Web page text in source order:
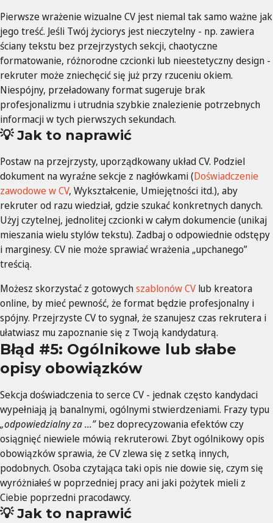
Pierwsze wrażenie wizualne CV jest niemal tak samo ważne jak
jego treść. Jeśli Twój życiorys jest nieczytelny - np. zawiera
ściany tekstu bez przejrzystych sekcji, chaotyczne
formatowanie, różnorodne czcionki lub nieestetyczny design -
rekruter może zniechęcić się już przy rzuceniu okiem.
Niespójny, przeładowany format sugeruje brak
profesjonalizmu i utrudnia szybkie znalezienie potrzebnych
informacji w tych pierwszych sekundach.
💡 Jak to naprawić
Postaw na przejrzysty, uporządkowany układ CV. Podziel
dokument na wyraźne sekcje z nagłówkami (Doświadczenie
zawodowe w CV, Wykształcenie, Umiejętności itd.), aby
rekruter od razu wiedział, gdzie szukać konkretnych danych.
Użyj czytelnej, jednolitej czcionki w całym dokumencie (unikaj
mieszania wielu stylów tekstu). Zadbaj o odpowiednie odstępy
i marginesy. CV nie może sprawiać wrażenia „upchanego”
treścią.
Możesz skorzystać z gotowychszablonów CV lub kreatora
online, by mieć pewność, że format będzie profesjonalny i
spójny. Przejrzyste CV to sygnał, że szanujesz czas rekrutera i
ułatwiasz mu zapoznanie się z Twoją kandydaturą.
Błąd #5: Ogólnikowe lub słabe
opisy obowiązków
Sekcja doświadczenia to serce CV - jednak często kandydaci
wypełniają ją banalnymi, ogólnymi stwierdzeniami. Frazy typu
„odpowiedzialny za ...”bez doprecyzowania efektów czy
osiągnięć niewiele mówią rekruterowi. Zbyt ogólnikowy opis
obowiązków sprawia, że CV zlewa się z setką innych,
podobnych. Osoba czytająca taki opis nie dowie się, czym się
wyróżniałeś w poprzedniej pracy ani jaki pożytek mieli z
Ciebie poprzedni pracodawcy.
💡 Jak to naprawić